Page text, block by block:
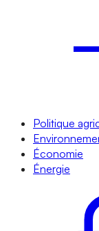
Politique
Économie
Énergie